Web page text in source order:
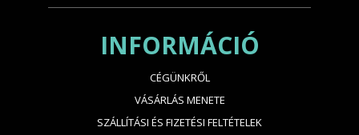
INFORMÁCIÓ
CÉGÜNKRŐL
VÁSÁRLÁS MENETE
SZÁLLÍTÁSI ÉS FIZETÉSI FELTÉTELEK